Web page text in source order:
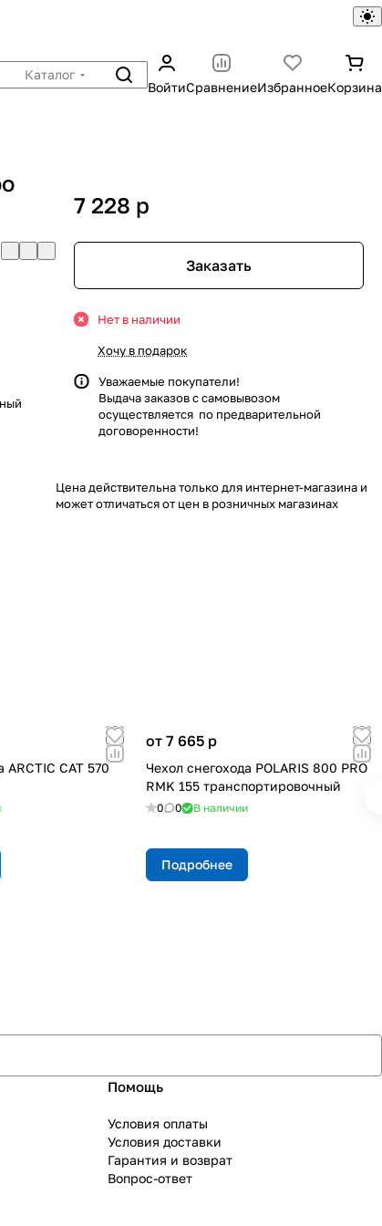
Каталог
ВойтиСравнениеИзбранноеКорзина
7 228 p
Заказать
Нет в наличии
Хочу в подарок
Уважаемые покупатели!
Выдача заказов с самовывозом
осуществляется по предварительной
договоренности!
Цена действительна только для интернет-магазина и
может отличаться от цен в розничных магазинах
ARCTIC CAT 570
от 7 665 p
Чехол снегохода POLARIS 800 PRO
RMK 155 транспортировочный
0 0 В наличии
Подробнее
Помощь
Условия оплаты
Условия доставки
Гарантия и возврат
Вопрос-ответ